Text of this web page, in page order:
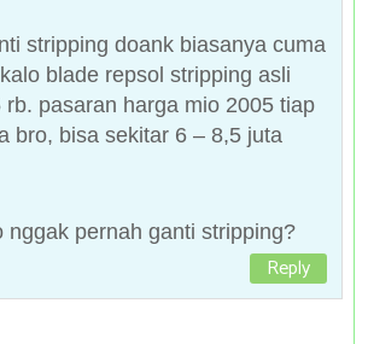
stripping doank biasanya cuma
blade repsol stripping asli
rb. pasaran harga mio 2005 tiap
bro, bisa sekitar 6 – 8,5 juta
nggak pernah ganti stripping?
Reply